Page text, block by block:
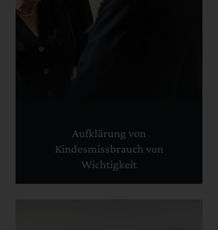
Aufklärung von
Kindesmissbrauch von
Wichtigkeit